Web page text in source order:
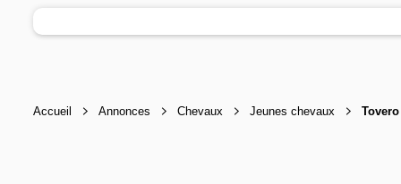
Accueil Annonces Chevaux Jeunes chevaux Tovero